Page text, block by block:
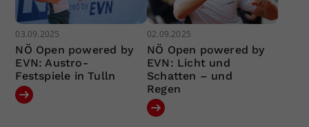
03.09.2025
NÖ Open powered by
EVN: Austro-
Festspiele in Tulln
02.09.2025
NÖ Open powered by
EVN: Licht und
Schatten – und
Regen